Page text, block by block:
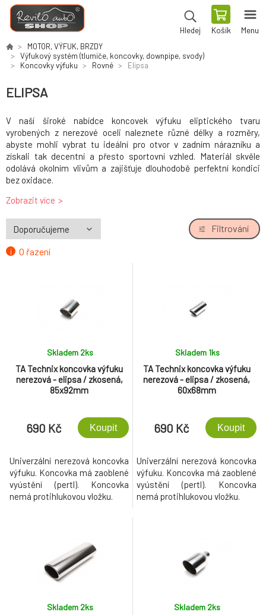
Hledej Košík Menu
MOTOR, VÝFUK, BRZDY
Výfukový systém (tlumiče, koncovky, downpipe, svody)
Koncovky výfuku
Rovné Elipsa
ELIPSA
V naší široké nabídce koncovek výfuku eliptického tvaru
vyrobených z nerezové oceli naleznete různé délky a rozměry,
abyste mohli vybrat tu ideální pro otvor v zadním nárazníku a
získali tak decentní a přesto sportovní vzhled. Materiál skvěle
odolává okolním vlivům a zajišťuje dlouhodobě perfektní kondici
bez oxidace.
Pokud kromě vzhledu chcete také agresivnější zvukový projev
celé
výfukové systémy pro konkrétní vozy
Zobrazit více
O řazení
Filtrování
TA Technix koncovka výfuku
nerezová - elipsa / zkosená,
85x92mm
Skladem 2ks
690 Kč Koupit
Univerzální nerezová koncovka
výfuku. Koncovka má zaoblené
vyústění (pertl). Koncovka
nemá protihlukovou vložku.
TA Technix koncovka výfuku
nerezová - elipsa / zkosená,
60x68mm
Skladem 1ks
690 Kč Koupit
Univerzální nerezová koncovka
výfuku. Koncovka má zaoblené
vyústění (pertl). Koncovka
nemá protihlukovou vložku.
Skladem 2ks Skladem 2ks